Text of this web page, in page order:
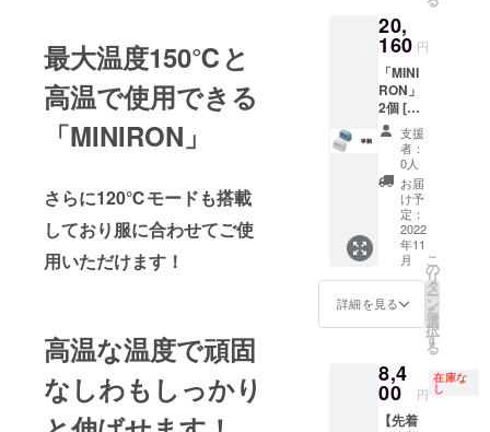
最大温度150℃と
高温で使用できる
「MINIRON」
さらに120℃モードも搭載
しており服に合わせてご使
用いただけます！
高温な温度で頑固
なしわもしっかり
支援を
いただ
き、現
在進め
ている
環境か
ら量産
体制を
更に整
えるこ
とがで
きた場
合、正
規販売
価格が
販売予
定価格
ござい
ます。
料につ
いて】
商品代
金に
は、ご
自宅ま
での送
料も含
まれて
おりま
す。
【その
他注意
事項】
※本プロ
ジェク
トを通
支援を
いただ
き、現
在進め
20,
160 円
「MINI
RON」
2個 [一
般販売
予定価
24,000
（税・
送料
込）の
16％OF
F] 【送
料につ
いて】
商品代
は、ご
自宅ま
での送
料も含
支援
者：
0人
お届
け予
定：
2022
年11
月
詳細を見る
こ
の
リ
タ
ー
ン
を
選
択
す
る
8,4
00 円
在庫な
し
【先着